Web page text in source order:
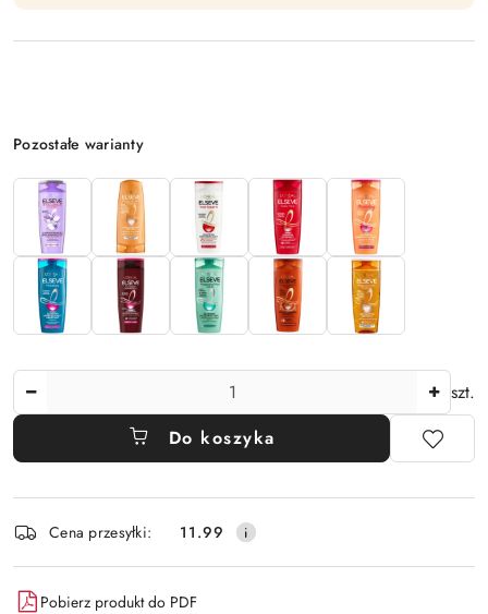
Wariant
Pozostałe warianty
szt.
Do koszyka
i
dostawa
Cena przesyłki: 11.99
Pobierz produkt do PDF